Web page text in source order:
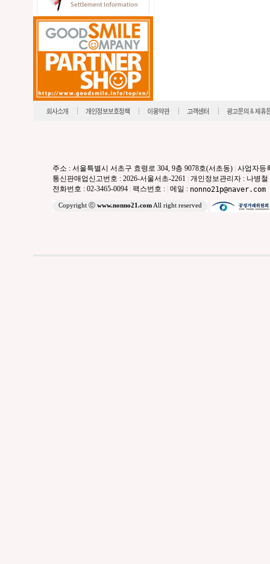
주소 : 서울특별시 서초구 효령로 304, 9층 9078호(서초동) 사업자등
통신판매업신고번호 : 2026-서울서초-2261 개인정보관리자 : 나병철
전화번호 : 02-3465-0094 팩스번호 : 메일 : nonno21p@naver.com
Copyright ⓒ www.nonno21.comAll right reserved